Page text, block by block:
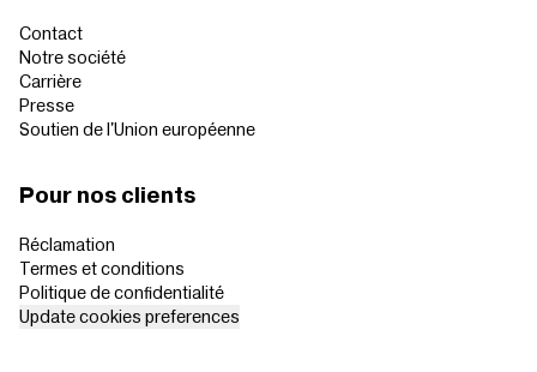
Contact
Notre société
Carrière
Presse
Soutien de l'Union européenne
Pour nos clients
Réclamation
Termes et conditions
Politique de confidentialité
Update cookies preferences